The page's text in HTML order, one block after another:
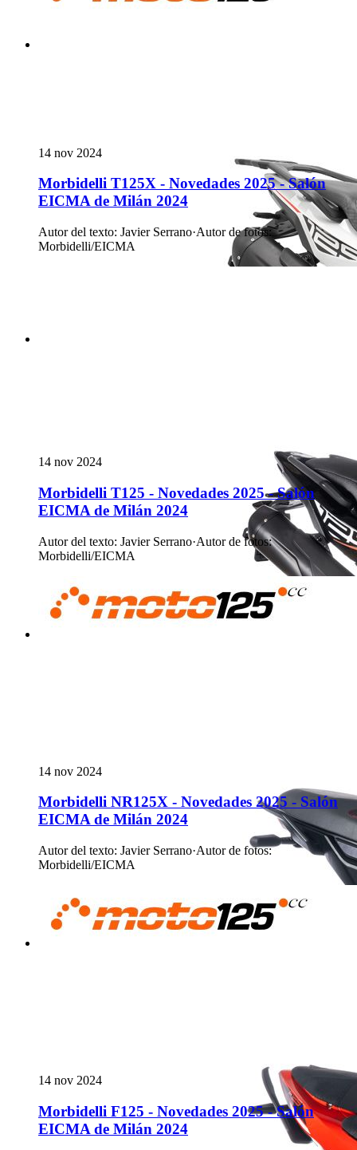
14 nov 2024
Morbidelli T125X - Novedades 2025 - Salón
EICMA de Milán 2024
Autor del texto: Javier Serrano·Autor de fotos:
Morbidelli/EICMA
14 nov 2024
Morbidelli T125 - Novedades 2025 - Salón
EICMA de Milán 2024
Autor del texto: Javier Serrano·Autor de fotos:
Morbidelli/EICMA
14 nov 2024
Morbidelli NR125X - Novedades 2025 - Salón
EICMA de Milán 2024
Autor del texto: Javier Serrano·Autor de fotos:
Morbidelli/EICMA
14 nov 2024
Morbidelli F125 - Novedades 2025 - Salón
EICMA de Milán 2024